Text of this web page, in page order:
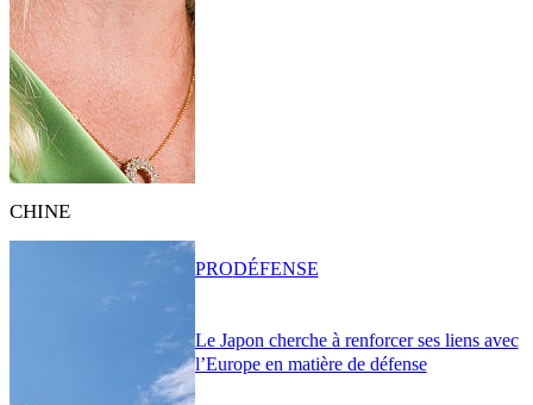
CHINE
Le Japon cherche à renforcer ses liens avec
l’Europe en matière de défense
PRODÉFENSE